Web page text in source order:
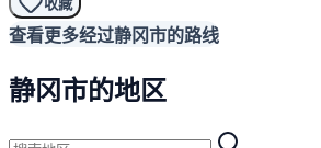
收藏
查看更多经过静冈市的路线
静冈市的地区